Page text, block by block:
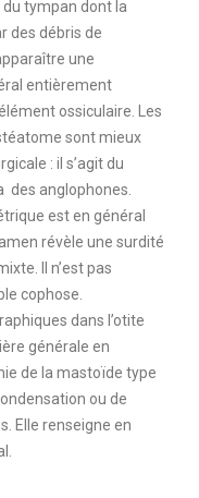
tympan dont la
des débris de
une
entièrement
ossiculaire. Les
sont mieux
: il s’agit du
anglophones.
est en général
révèle une surdité
Il n’est pas
cophose.
dans l’otite
générale en
de la mastoïde type
ou de
Elle renseigne en